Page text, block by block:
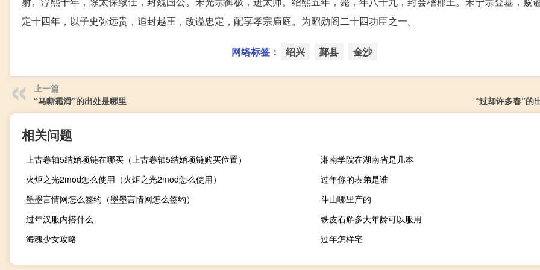
定十四年，以子史弥远贵，追封越王，改谥忠定，配享孝宗庙庭。为昭勋阁二十四功臣之一。
网络标签： 绍兴 鄞县 金沙
上一篇
“马嘶霜滑”的出处是哪里
“过却许多春”的
相关问题
上古卷轴5结婚项链在哪买（上古卷轴5结婚项链购买位置）
湘南学院在湖南省是几本
火炬之光2mod怎么使用（火炬之光2mod怎么使用）
过年你的表弟是谁
墨墨言情网怎么签约（墨墨言情网怎么签约）
斗山哪里产的
过年汉服内搭什么
铁皮石斛多大年龄可以服用
海魂少女攻略
过年怎样宅